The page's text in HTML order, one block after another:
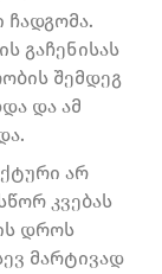
ჩადგომა.
გაჩენისას
შემდეგ
და ამ
არ
კვებას
დროს
მარტივად